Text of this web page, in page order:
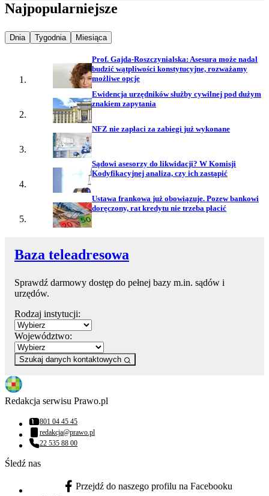
Najpopularniejsze
Najpopularniejsze wiadomości z
Dnia Najpopularniejsze wiadomości z
Tygodnia Najpopularniejsze wiadomości z
Miesiąca
Prof. Gajda-Roszczynialska: Asesura może nadal
budzić wątpliwości konstytucyjne, rozważamy
możliwe opcje
Ewidencja urzędników służby cywilnej pod dużym
znakiem zapytania
NFZ nie zapłaci za zabiegi już wykonane
Sądowi asesorzy do likwidacji? W Komisji
Kodyfikacyjnej analiza, czy ich zastąpić
Ustawa frankowa już obowiązuje. Pozew bankowi
doręczony, rat kredytu nie trzeba płacić
Baza teleadresowa
Sprawdź darmowy dostęp do pełnej bazy m.in. sądów i
urzędów.
Rodzaj instytucji:
Województwo:
Szukaj danych kontaktowych
Redakcja serwisu Prawo.pl
Numer telefonu:
801 04 45 45
Adres email:
redakcja@prawo.pl
Numer telefonu:
22 535 88 00
Śledź nas
facebook - otwiera się w nowej karcie
Przejdź do naszego profilu na Facebooku